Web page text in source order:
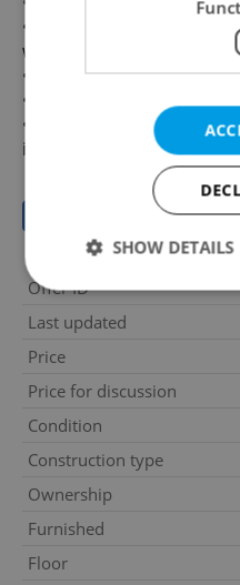
• metro station C
within walking distance
• Stromovka park just a
• all civic amenities
• a wide range of stylish
in the immediate vicinity
Save to favorites
Offer ID
Last updated
Price
Price for discussion
Condition
Construction type
Ownership
Furnished
Floor
SHOW DETAILS
functionality such as
without strictly
Name